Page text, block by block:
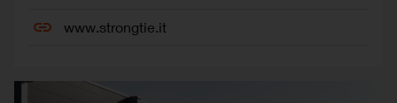
www.strongtie.it